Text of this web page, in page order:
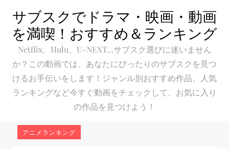
content
サブスクでドラマ・映画・動画
を満喫！おすすめ＆ランキング
Netflix、Hulu、U-NEXT…サブスク選びに迷いません
か？この動画では、あなたにぴったりのサブスクを見つ
けるお手伝いをします！ジャンル別おすすめ作品、人気
ランキングなど今すぐ動画をチェックして、お気に入り
の作品を見つけよう！
アニメランキング